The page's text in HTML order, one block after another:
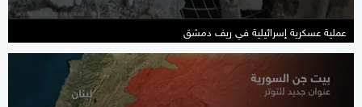
عملية عسكرية إسرائيلية في ريف دمشق